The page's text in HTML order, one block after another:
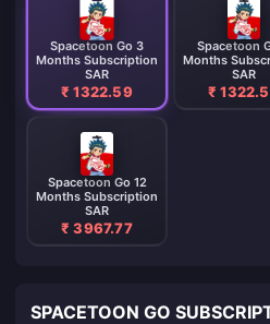
Spacetoon Go 3
Months Subscription
SAR
₹ 1322.59
Spacetoon
Months
SAR
₹
Spacetoon Go 12
Months Subscription
SAR
₹ 3967.77
SPACETOON GO